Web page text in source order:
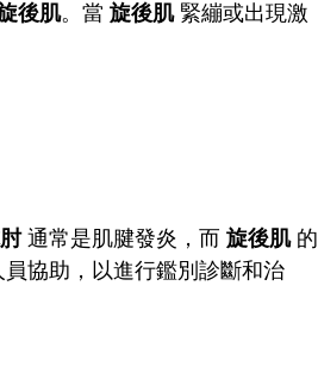
後肌。當 旋後肌緊繃或出現激
通常是肌腱發炎，而 旋後肌的
協助，以進行鑑別診斷和治